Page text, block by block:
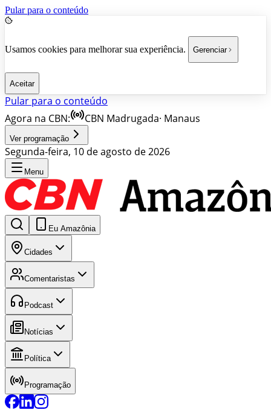
Pular para o conteúdo
Usamos cookies para melhorar sua experiência. Gerenciar
Aceitar
Pular para o conteúdo
Agora na CBN:
CBN Madrugada· Manaus
Ver programação
Segunda-feira, 10 de agosto de 2026
Menu
Eu Amazônia
Cidades
Comentaristas
Podcast
Notícias
Política
Programação